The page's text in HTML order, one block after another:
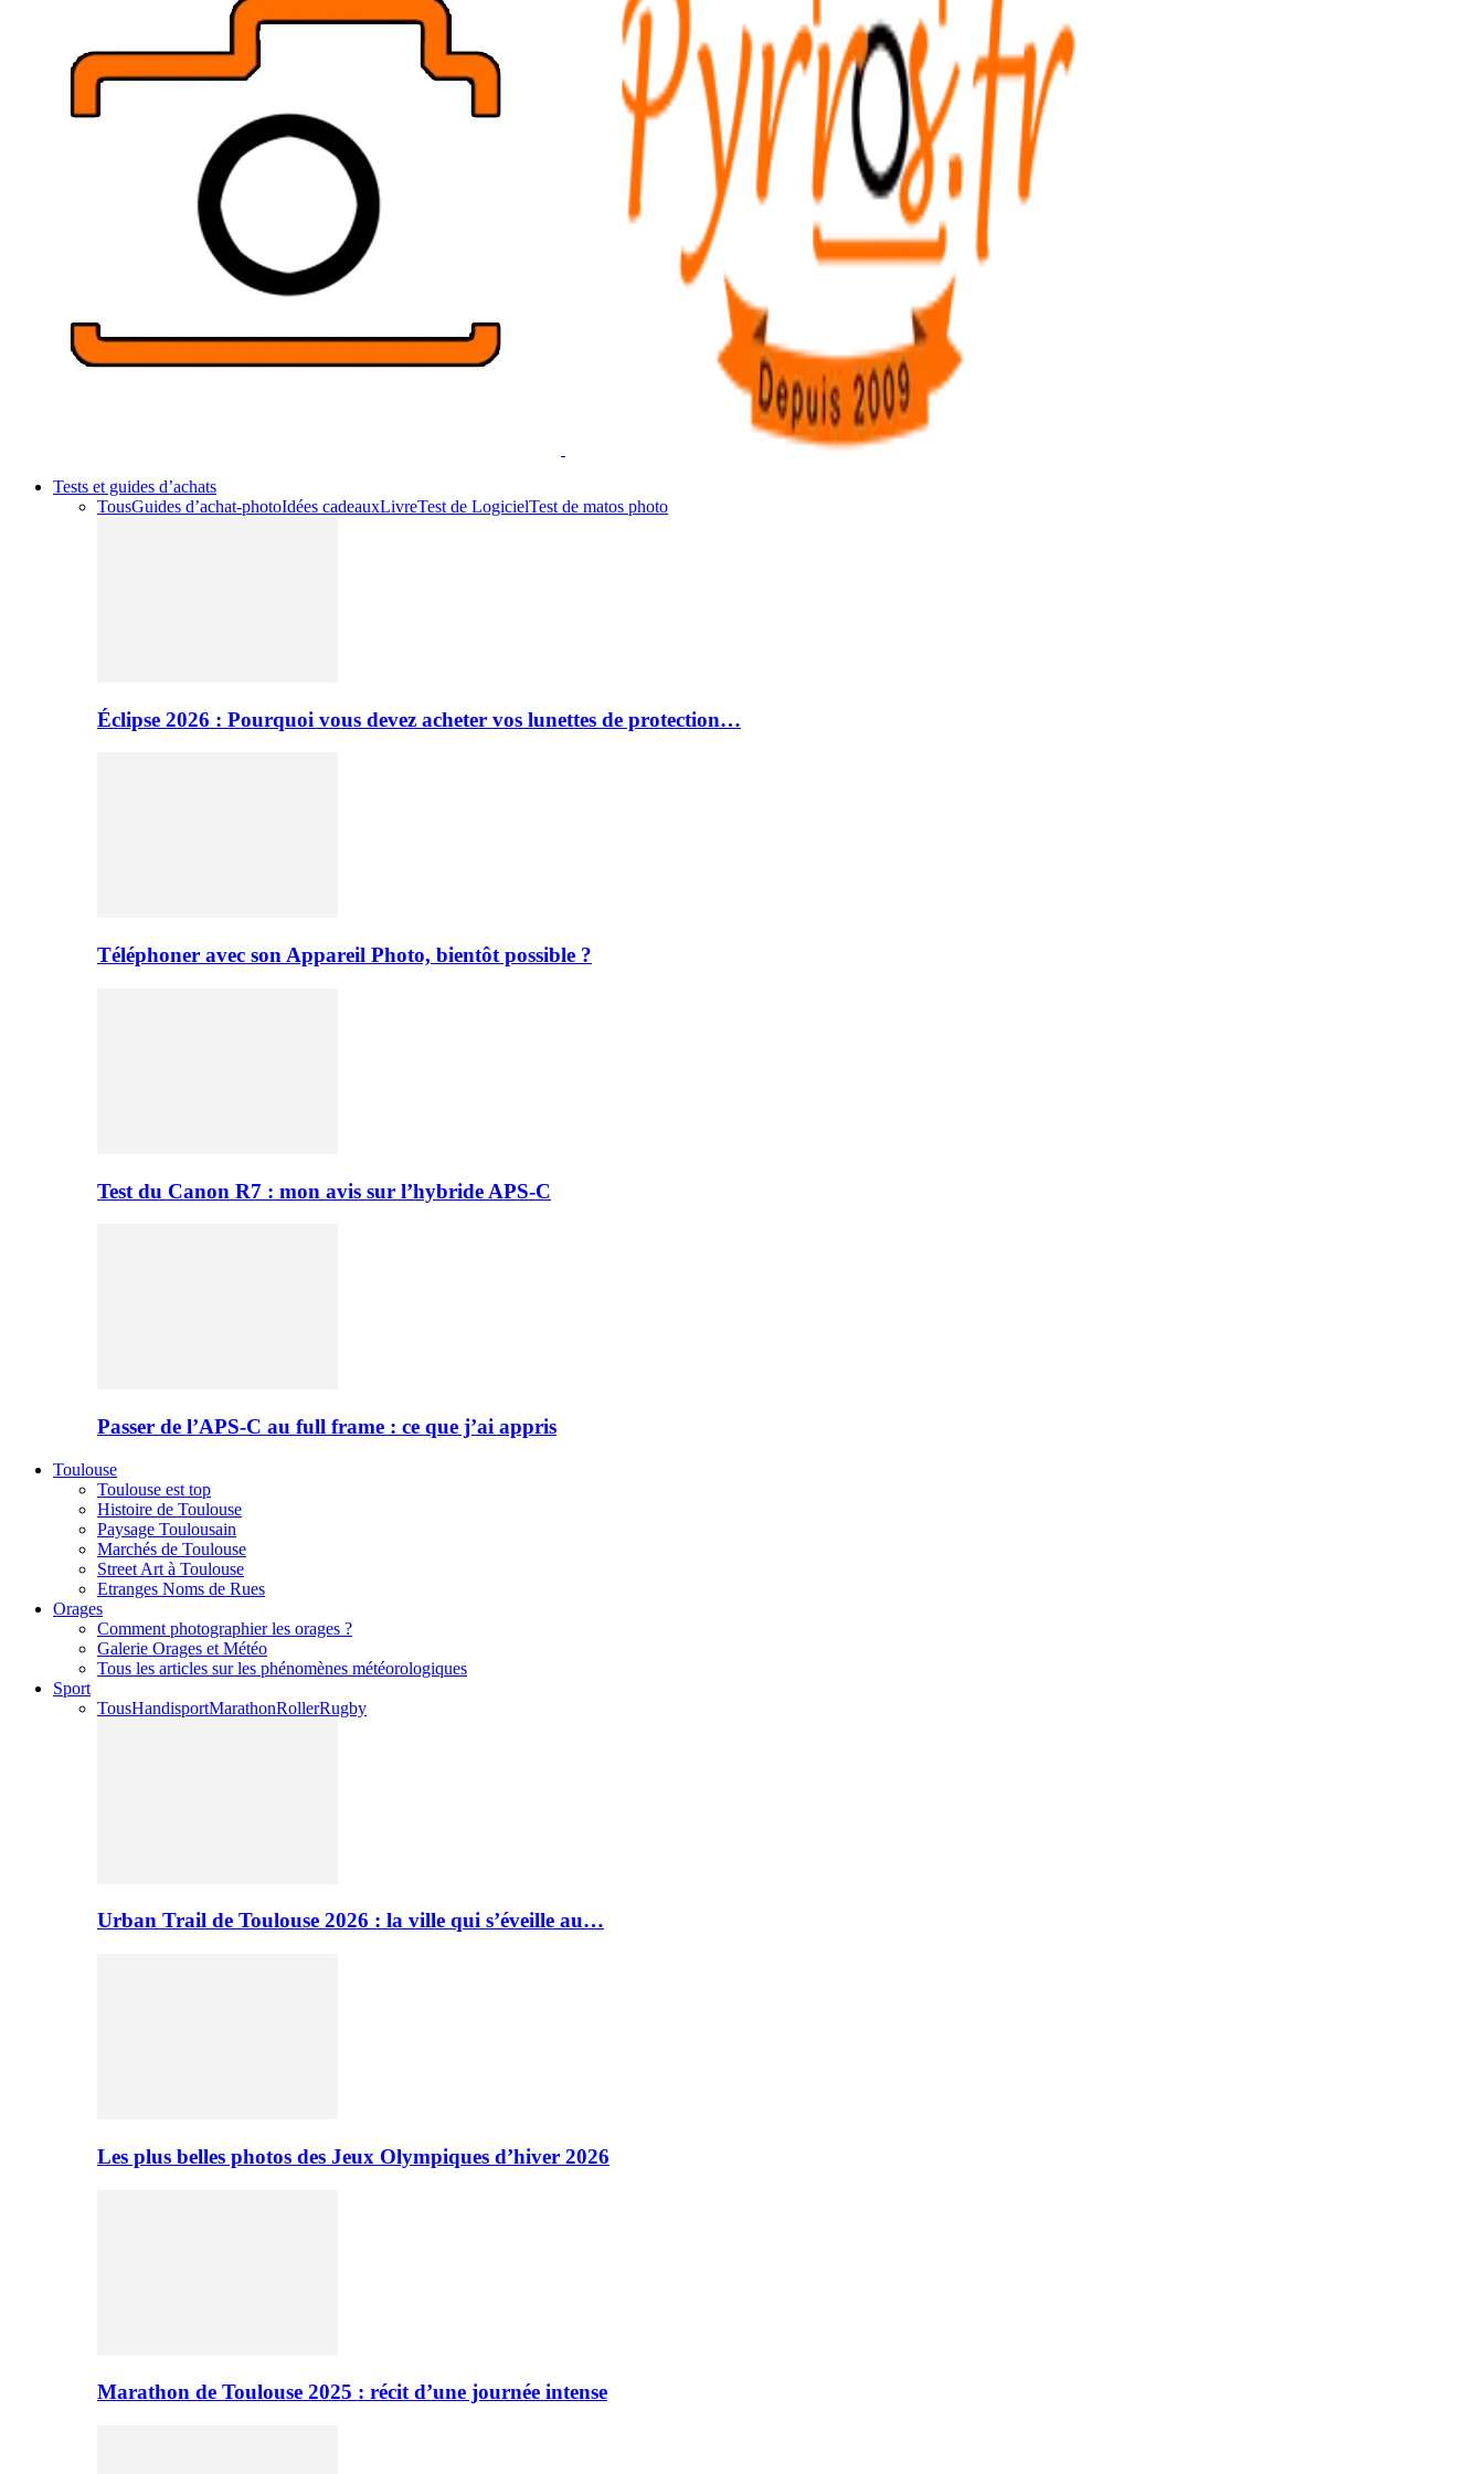
Tests et guides d’achats
TousGuides d’achat-photoIdées cadeauxLivreTest de LogicielTest de matos photo
Éclipse 2026 : Pourquoi vous devez acheter vos lunettes de protection…
Téléphoner avec son Appareil Photo, bientôt possible ?
Test du Canon R7 : mon avis sur l’hybride APS-C
Passer de l’APS-C au full frame : ce que j’ai appris
Toulouse
Toulouse est top
Histoire de Toulouse
Paysage Toulousain
Marchés de Toulouse
Street Art à Toulouse
Etranges Noms de Rues
Orages
Comment photographier les orages ?
Galerie Orages et Météo
Tous les articles sur les phénomènes météorologiques
Sport
TousHandisportMarathonRollerRugby
Urban Trail de Toulouse 2026 : la ville qui s’éveille au…
Les plus belles photos des Jeux Olympiques d’hiver 2026
Marathon de Toulouse 2025 : récit d’une journée intense